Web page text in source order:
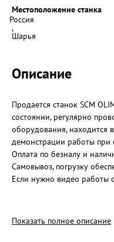
Местоположение станка
Россия
,
Шарья
Описание
Продается станок SCM
состоянии, регулярно
оборудования, находится
демонстрации работы при
Оплата по безналу и
Самовывоз, погрузку
Если нужно видео работы
Станок
Год выпуска- 2008
Показать полное описание